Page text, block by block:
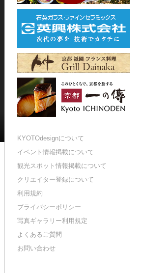
KYOTOdesignについて
イベント情報掲載について
観光スポット情報掲載について
クリエイター登録について
利用規約
プライバシーポリシー
写真ギャラリー利用規定
よくあるご質問
お問い合わせ